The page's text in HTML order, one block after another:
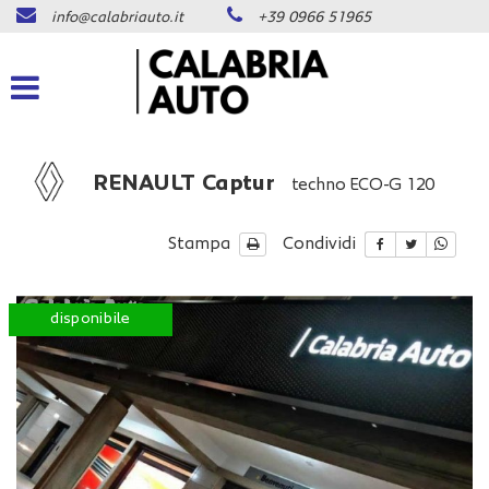
info@calabriauto.it +39 0966 51965
RENAULT Captur techno ECO-G 120
Stampa Condividi
disponibile
preferenze
di
seguente
esprimere
tue
preferenze
di
consenso
alle
tecnologie
di